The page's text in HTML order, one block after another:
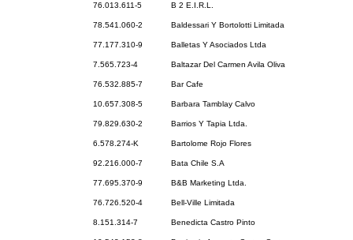
76.013.611-5 B 2 E.I.R.L.
78.541.060-2 Baldessari Y Bortolotti Limitada
77.177.310-9 Balletas Y Asociados Ltda
7.565.723-4 Baltazar Del Carmen Avila Oliva
76.532.885-7 Bar Cafe
10.657.308-5 Barbara Tamblay Calvo
79.829.630-2 Barrios Y Tapia Ltda.
6.578.274-K Bartolome Rojo Flores
92.216.000-7 Bata Chile S.A
77.695.370-9 B&B Marketing Ltda.
76.726.520-4 Bell-Ville Limitada
8.151.314-7 Benedicta Castro Pinto